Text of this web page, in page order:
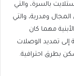
بالسرة، والتي
ومدربة، والتي
مهما كان
تمديد الوصلات
بطرق احترافية.